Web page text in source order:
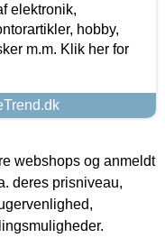
elektronik,
hobby,
m.m. Klik her for
webshops og anmeldt
deres prisniveau,